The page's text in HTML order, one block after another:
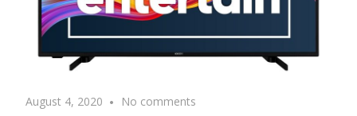
August 4, 2020 No comments